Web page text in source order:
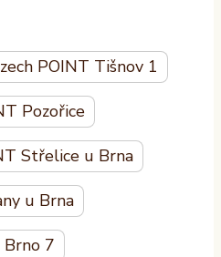
POINT Tišnov 1
Pozořice
Střelice u Brna
u Brna
Brno 7